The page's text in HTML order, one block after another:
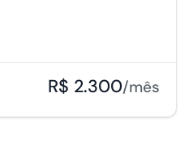
R$ 2.300/mês